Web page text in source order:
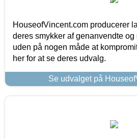
HouseofVincent.com producerer
deres smykker af genanvendte
uden på nogen måde at
her for at se deres udvalg.
Se udvalget på